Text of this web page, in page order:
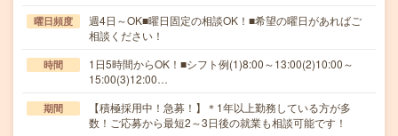
曜日頻度
週4日～OK■曜日固定の相談OK！■希望の曜日があればご
相談ください！
時間
1日5時間からOK！■シフト例(1)8:00～13:00(2)10:00～
15:00(3)12:00…
期間
【積極採用中！急募！】＊1年以上勤務している方が多
数！ご応募から最短2～3日後の就業も相談可能です！